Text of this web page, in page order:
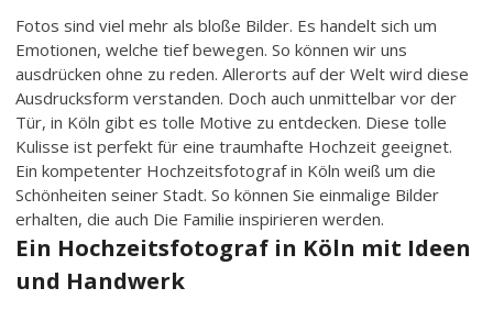
Fotos sind viel mehr als bloße Bilder. Es handelt sich um
Emotionen, welche tief bewegen. So können wir uns
ausdrücken ohne zu reden. Allerorts auf der Welt wird diese
Ausdrucksform verstanden. Doch auch unmittelbar vor der
Tür, in Köln gibt es tolle Motive zu entdecken. Diese tolle
Kulisse ist perfekt für eine traumhafte Hochzeit geeignet.
Ein kompetenter Hochzeitsfotograf in Köln weiß um die
Schönheiten seiner Stadt. So können Sie einmalige Bilder
erhalten, die auch Die Familie inspirieren werden.
Ein Hochzeitsfotograf in Köln mit Ideen
und Handwerk